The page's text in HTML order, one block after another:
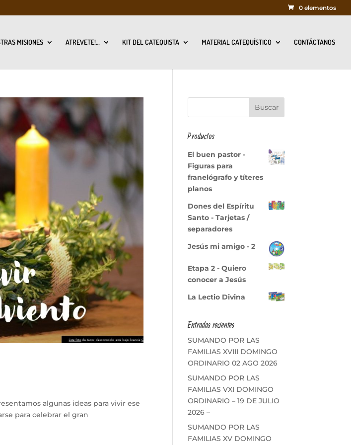
0 elementos
MISIONES ATREVETE!… KIT DEL CATEQUISTA MATERIAL CATEQUÍSTICO CONTÁCTANOS
algunas ideas para vivir ese
para celebrar el gran
Productos
El buen pastor -
Figuras para
franelógrafo y títeres
planos
Dones del Espíritu
Santo - Tarjetas /
separadores
Jesús mi amigo - 2
Etapa 2 - Quiero
conocer a Jesús
La Lectio Divina
Entradas recientes
SUMANDO POR LAS
FAMILIAS XVIII DOMINGO
ORDINARIO 02 AGO 2026
SUMANDO POR LAS
FAMILIAS VXI DOMINGO
ORDINARIO – 19 DE JULIO
2026 –
SUMANDO POR LAS
FAMILIAS XV DOMINGO